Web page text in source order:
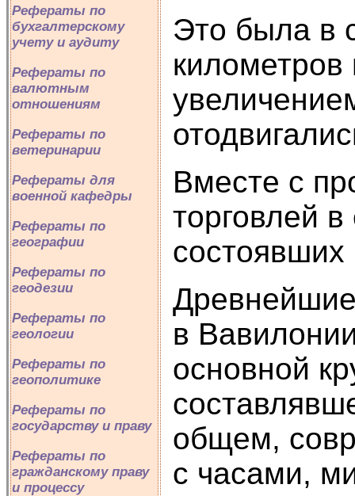
Рефераты по
бухгалтерскому
учету и аудиту
Рефераты по
валютным
отношениям
Рефераты по
ветеринарии
Рефераты для
военной кафедры
Рефераты по
географии
Рефераты по
геодезии
Рефераты по
геологии
Рефераты по
геополитике
Рефераты по
государству и праву
Рефераты по
гражданскому праву
и процессу
Это была в
Вместе с
торговлей
состоявших
в
основной
общем,
с часами,